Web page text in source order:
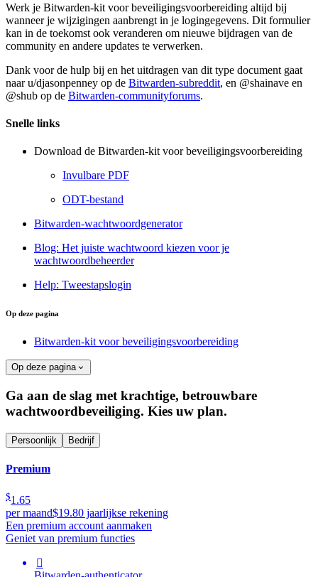
Werk je Bitwarden-kit voor beveiligingsvoorbereiding altijd bij
wanneer je wijzigingen aanbrengt in je logingegevens. Dit formulier
kan in de toekomst ook veranderen om nieuwe bijdragen van de
community en andere updates te verwerken.
Dank voor de hulp bij en het uitdragen van dit type document gaat
naar u/djasonpenney op de Bitwarden-subreddit, en @shainave en
@shub op de Bitwarden-communityforums.
Snelle links
Download de Bitwarden-kit voor beveiligingsvoorbereiding
Invulbare PDF
ODT-bestand
Bitwarden-wachtwoordgenerator
Blog: Het juiste wachtwoord kiezen voor je
wachtwoordbeheerder
Help: Tweestapslogin
Op deze pagina
Bitwarden-kit voor beveiligingsvoorbereiding
Op deze pagina
Ga aan de slag met krachtige, betrouwbare
wachtwoordbeveiliging. Kies uw plan.
Persoonlijk Bedrijf
Premium
$1.65
per maand$19.80 jaarlijkse rekening
Een premium account aanmaken
Geniet van premium functies
